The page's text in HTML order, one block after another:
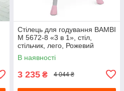
Стілець для годування BAMBI
M 5672-8 «3 в 1», стіл,
стільчик, лего, Рожевий
В наявності
3 235 ₴ 4 044 ₴